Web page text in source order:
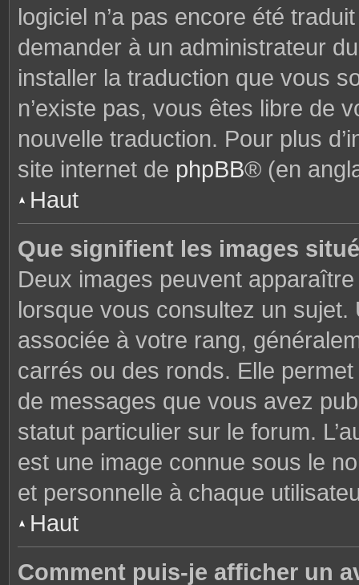
logiciel n’a pas encore été
demander à un administrateur
installer la traduction que vous
n’existe pas, vous êtes libre de
nouvelle traduction. Pour plus
site internet de phpBB® (en
Haut
Que signifient les images
Deux images peuvent
lorsque vous consultez un sujet.
associée à votre rang,
carrés ou des ronds. Elle
de messages que vous avez
statut particulier sur le forum.
est une image connue sous le
et personnelle à chaque
Haut
Comment puis-je afficher un